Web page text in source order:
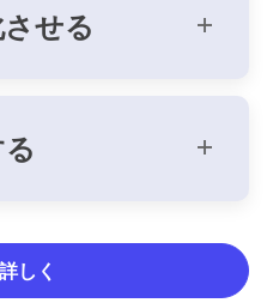
せる
しく